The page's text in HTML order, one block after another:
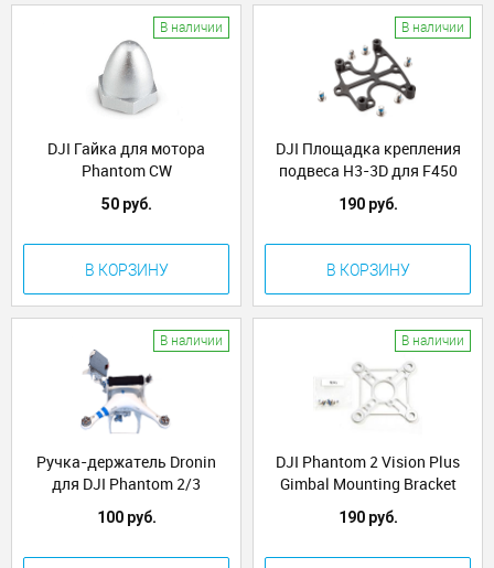
В наличии
DJI Гайка для мотора
Phantom CW
50 руб.
В КОРЗИНУ
В наличии
DJI Площадка крепления
подвеса H3-3D для F450
(DJI ZH3-3D Mounting
Adapter for Flame Wheel
190 руб.
В КОРЗИНУ
В наличии
Ручка-держатель Dronin
для DJI Phantom 2/3
100 руб.
В наличии
DJI Phantom 2 Vision Plus
Gimbal Mounting Bracket
(Part6)
190 руб.